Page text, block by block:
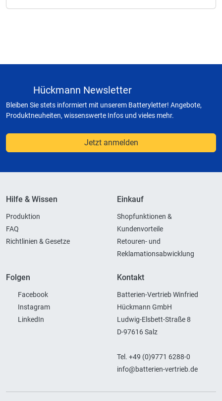
Hückmann Newsletter
Bleiben Sie stets informiert mit unserem Batteryletter! Angebote,
Produktneuheiten, wissenswerte Infos und vieles mehr.
Jetzt anmelden
Hilfe & Wissen
Produktion
FAQ
Richtlinien & Gesetze
Einkauf
Shopfunktionen &
Kundenvorteile
Retouren- und
Reklamationsabwicklung
Folgen
Facebook
Instagram
LinkedIn
Kontakt
Batterien-Vertrieb Winfried
Hückmann GmbH
Ludwig-Elsbett-Straße 8
D-97616 Salz
Tel. +49 (0)9771 6288-0
info@batterien-vertrieb.de